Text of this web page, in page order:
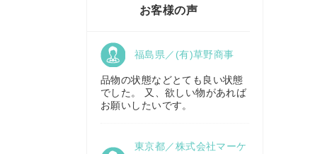
ガワ農機商会）
東京都／
株式会社マーケットエンタープ
ライズ
秋田県／
香川県／
農機リンクス
株式会社キリノ
お客様の声
福島県／(有)草野商事
品物の状態などとても良い状態
でした。 又、欲しい物があれば
お願いしたいです。
東京都／株式会社マーケ